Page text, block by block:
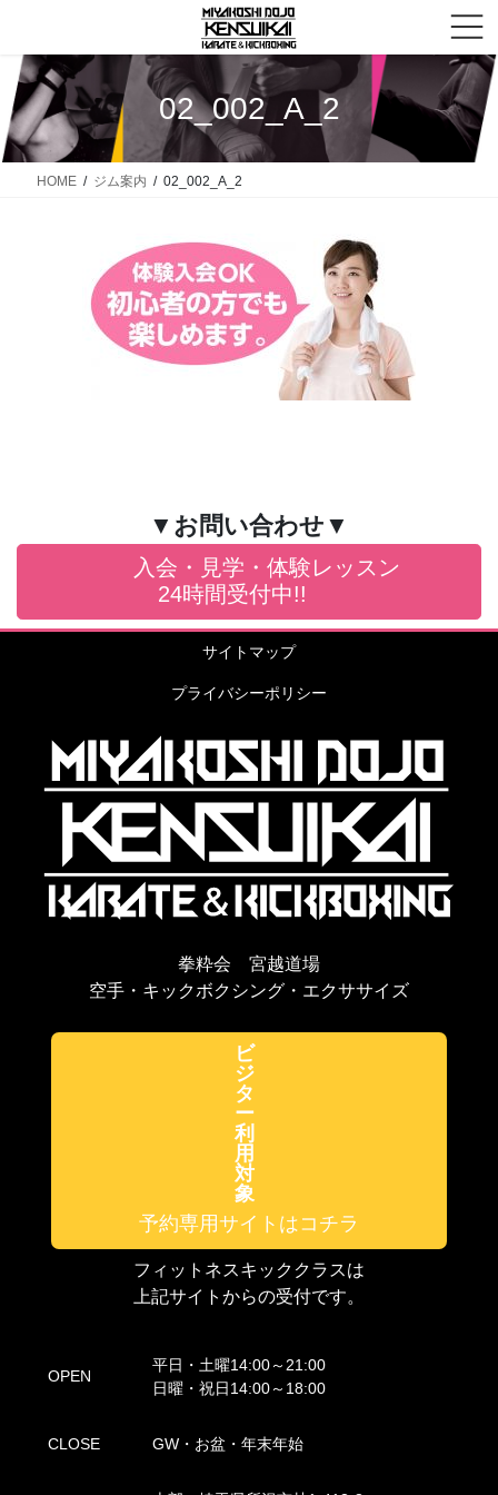
ン
ツ
へ
ー
シ
ョ
02_002_A_2
HOME ジム案内 02_002_A_2
▼お問い合わせ▼
入会・見学・体験レッスン
24時間受付中!!
サイトマップ
プライバシーポリシー
拳粋会 宮越道場
空手・キックボクシング・エクササイズ
ビ
ジ
タ
ー
利
用
対
象
予約専用サイトはコチラ
フィットネスキッククラスは
上記サイトからの受付です。
OPEN
平日・土曜14:00～21:00
日曜・祝日14:00～18:00
CLOSE GW・お盆・年末年始